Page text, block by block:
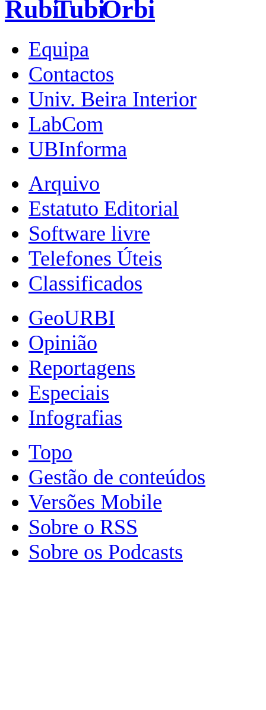
Equipa
Contactos
Univ. Beira Interior
LabCom
UBInforma
Arquivo
Estatuto Editorial
Software livre
Telefones Úteis
Classificados
GeoURBI
Opinião
Reportagens
Especiais
Infografias
Topo
Gestão de conteúdos
Versões Mobile
Sobre o RSS
Sobre os Podcasts